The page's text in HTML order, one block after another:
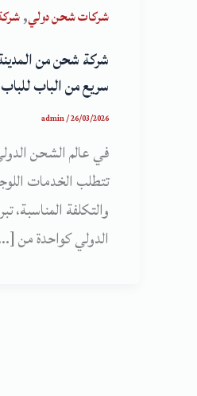
شركات شحن دولي,
شركة شحن من
سريع من الباب للباب
admin/26/03/2026
في عالم الشحن
تتطلب الخدمات
والتكلفة المناسبة،
الدولي كواحدة من